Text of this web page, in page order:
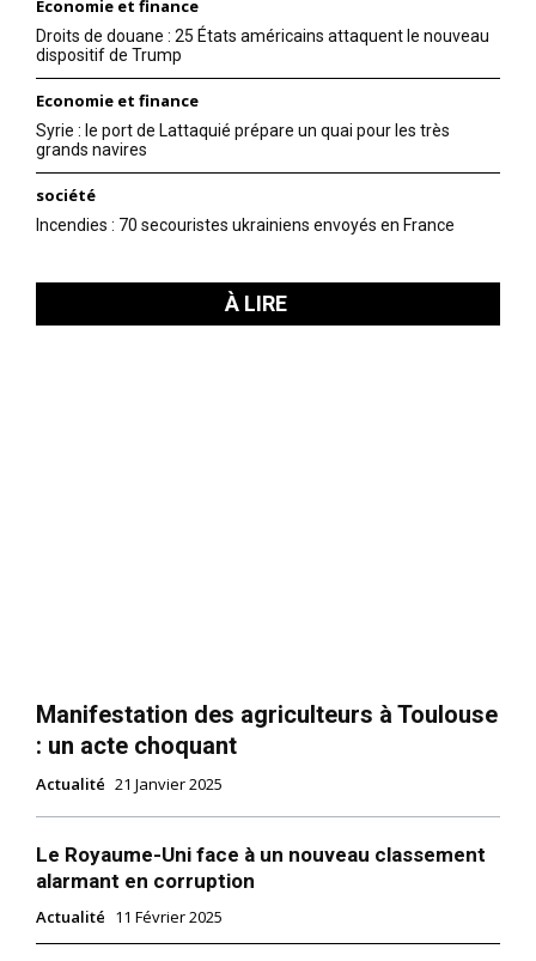
Economie et finance
Droits de douane : 25 États américains attaquent le nouveau
dispositif de Trump
Economie et finance
Syrie : le port de Lattaquié prépare un quai pour les très
grands navires
société
Incendies : 70 secouristes ukrainiens envoyés en France
À LIRE
Manifestation des agriculteurs à Toulouse
: un acte choquant
Actualité 21 Janvier 2025
Le Royaume-Uni face à un nouveau classement
alarmant en corruption
Actualité 11 Février 2025